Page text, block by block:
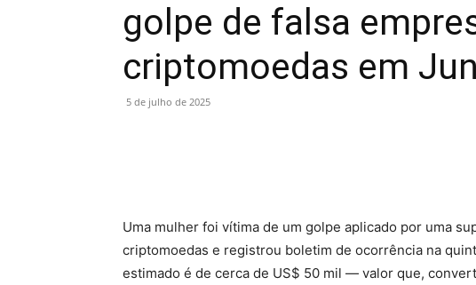
golpe de falsa
criptomoedas em
5 de julho de 2025
Uma mulher foi vítima de um golpe aplicado por uma
criptomoedas e registrou boletim de ocorrência na
estimado é de cerca de US$ 50 mil — valor que,